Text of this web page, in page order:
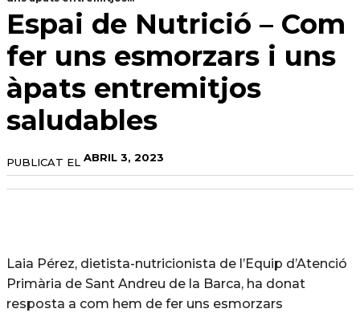
Espai de Nutrició – Com
fer uns esmorzars i uns
àpats entremitjos
saludables
PUBLICAT EL ABRIL 3, 2023
Laia Pérez, dietista-nutricionista de l’Equip d’Atenció
Primària de Sant Andreu de la Barca, ha donat
resposta a com hem de fer uns esmorzars